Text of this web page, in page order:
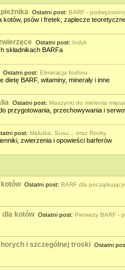
Ostatni post: BARF -
kotów, psów i fretek; zaplecze
Ostatni post: Indyk
składnikach BARFa
post: Eliminacja fosforu
dietę BARF, witaminy, minerały i inne
Ostatni post: Maszynki do mielenia mięsa
przygotowania, przechowywania i
post: Malutka, Susu... oraz Rocky.
zwierzenia i opowieści barferów
Ostatni post: BARF dla
dla kotówOstatni post: Pierwszy BARF -
i szczególnej troskiOstatni